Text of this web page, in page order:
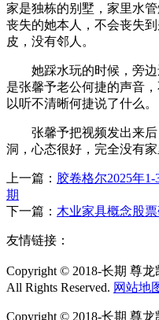
家是独栋的别墅，家里水
丧失的她本人，不会丧失
皮，没有邻人。
她踩水玩的时候，旁边
是张馨予老公何捷的声音
以听不清晰何捷说了什么。
张馨予把视频发出来后
洞，心态很好，完全没有
上一篇： 胶卷格尔2025年
期
下一篇： 木业家具概念股
友情链接：
Copyright © 2018-长期 尊
All Rights Reserved. 网站地
Copyright © 2018-长期 尊